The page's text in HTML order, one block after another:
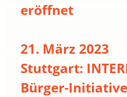
eröffnet
21. März 2023
Stuttgart:
Bürger-